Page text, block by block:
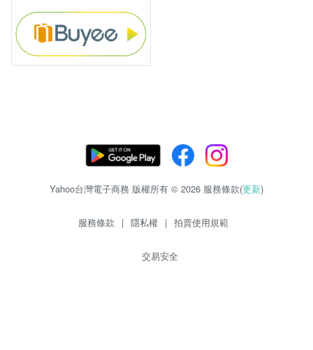
Yahoo台灣電子商務 版權所有 © 2026 服務條款(更新)
服務條款 | 隱私權 | 拍賣使用規範
交易安全